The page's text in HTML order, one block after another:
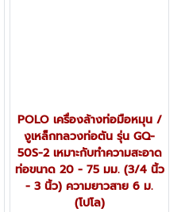
POLO เครื่องล้างท่อมือหมุน /
งูเหล็กทลวงท่อตัน รุ่น GQ-
50S-2 เหมาะกับทำความสะอาด
ท่อขนาด 20 - 75 มม. (3/4 นิ้ว
- 3 นิ้ว) ความยาวสาย 6 ม.
(โปโล)